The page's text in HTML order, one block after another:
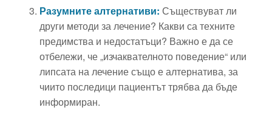
Разумните алтернативи: Съществуват ли
други методи за лечение? Какви са техните
предимства и недостатъци? Важно е да се
отбележи, че „изчаквателното поведение“ или
липсата на лечение също е алтернатива, за
чиито последици пациентът трябва да бъде
информиран.